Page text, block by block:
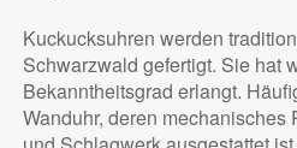
Kuckucksuhren werden
Schwarzwald gefertigt. Sie hat
Bekanntheitsgrad erlangt.
Wanduhr, deren mechanisches